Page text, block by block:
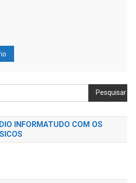
Pesquisar
INFORMATUDO COM OS